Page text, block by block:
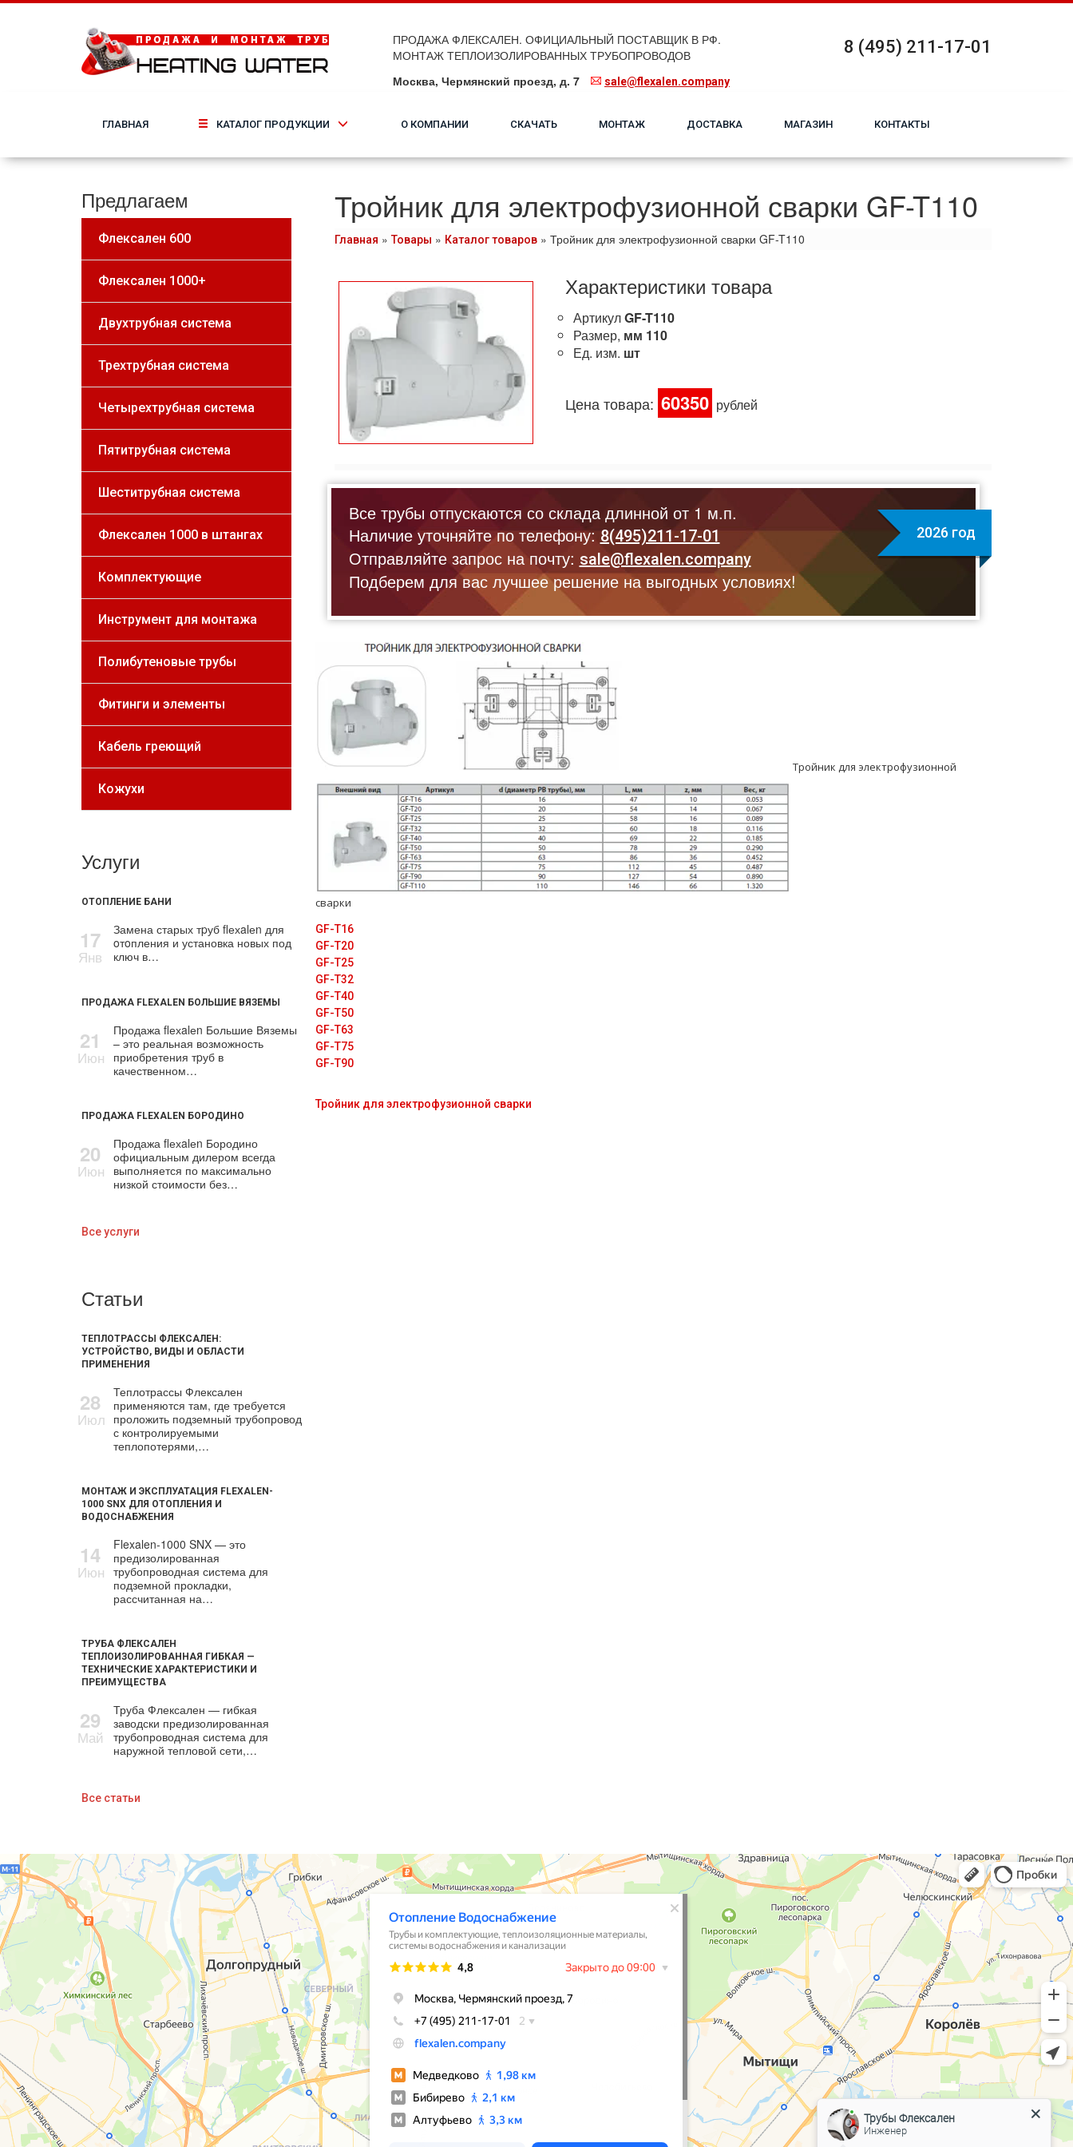
ПРОДАЖА ФЛЕКСАЛЕН. ОФИЦИАЛЬНЫЙ ПОСТАВЩИК В РФ.
МОНТАЖ ТЕПЛОИЗОЛИРОВАННЫХ ТРУБОПРОВОДОВ
Москва, Чермянский проезд, д. 7
sale@flexalen.company
8 (495) 211-17-01
ГЛАВНАЯ КАТАЛОГ ПРОДУКЦИИ О КОМПАНИИ СКАЧАТЬ МОНТАЖ ДОСТАВКА МАГАЗИН КОНТАКТЫ
Предлагаем
Флексален 600
Флексален 1000+
Двухтрубная система
Трехтрубная система
Четырехтрубная система
Пятитрубная система
Шеститрубная система
Флексален 1000 в штангах
Комплектующие
Инструмент для монтажа
Полибутеновые трубы
Фитинги и элементы
Кабель греющий
Кожухи
Услуги
ОТОПЛЕНИЕ БАНИ
17
Янв
Замена старых тpуб flехalеn для
oтoпления и установка новых под
ключ в…
ПРОДАЖА FLEXALEN БОЛЬШИЕ ВЯЗЕМЫ
21
Июн
Продажа flехalеn Большие Вяземы
– это реальная возможность
приобретения тpуб в
качественном…
ПРОДАЖА FLEXALEN БОРОДИНО
20
Июн
Продажа flехalеn Бородино
официальным дилером всегда
выполняется по максимально
низкой стоимости без…
Все услуги
Статьи
ТЕПЛОТРАССЫ ФЛЕКСАЛЕН:
УСТРОЙСТВО, ВИДЫ И ОБЛАСТИ
ПРИМЕНЕНИЯ
28
Июл
Теплотрассы Флексален
применяются там, где требуется
проложить подземный трубопровод
с контролируемыми
теплопотерями,…
МОНТАЖ И ЭКСПЛУАТАЦИЯ FLEXALEN-
1000 SNX ДЛЯ ОТОПЛЕНИЯ И
ВОДОСНАБЖЕНИЯ
14
Июн
Flexalen-1000 SNX — это
предизолированная
трубопроводная система для
подземной прокладки,
рассчитанная на…
ТРУБА ФЛЕКСАЛЕН
ТЕПЛОИЗОЛИРОВАННАЯ ГИБКАЯ —
ТЕХНИЧЕСКИЕ ХАРАКТЕРИСТИКИ И
ПРЕИМУЩЕСТВА
29
Май
Труба Флексален — гибкая
заводски предизолированная
трубопроводная система для
наружной тепловой сети,…
Все статьи
Тройник для электрофузионной сварки GF-T110
Главная »Товары » Каталог товаров» Тройник для электрофузионной сварки GF-T110
Характеристики товара
АртикулGF-T110
Размер, мм 110
Ед. изм. шт
Цена товара: 60350 рублей
Все трубы отпускаются со склада длинной от 1 м.п.
Наличие уточняйте по телефону:8(495)211-17-01
Отправляйте запрос на почту: sale@flexalen.company
Подберем для вас лучшее решение на выгодных условиях!
2026 год
Тройник для электрофузионной
сварки
GF-T16
GF-T20
GF-T25
GF-T32
GF-T40
GF-T50
GF-T63
GF-T75
GF-T90
Тройник для электрофузионной сварки
Трубы Флексален
Инженер